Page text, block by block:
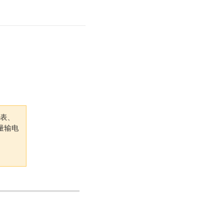
、
输电